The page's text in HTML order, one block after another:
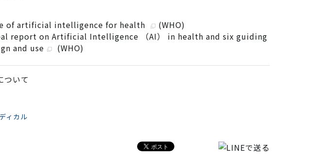
of artificial intelligence for health
(WHO)
report on Artificial Intelligence （AI） in health and six guiding
and use
(WHO)
ついて
ィカル